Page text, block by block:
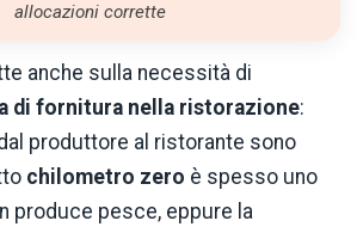
allocazioni corrette
anche sulla necessità di
di fornitura nella ristorazione:
produttore al ristorante sono
chilometro zero è spesso uno
produce pesce, eppure la